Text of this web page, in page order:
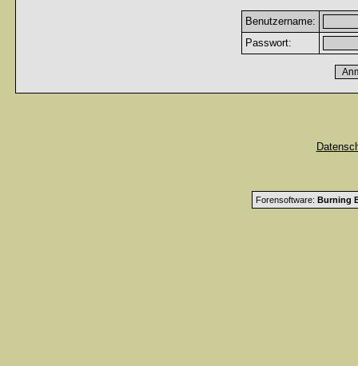
Benutzername:
Passwort:
Forensoftware: Burning